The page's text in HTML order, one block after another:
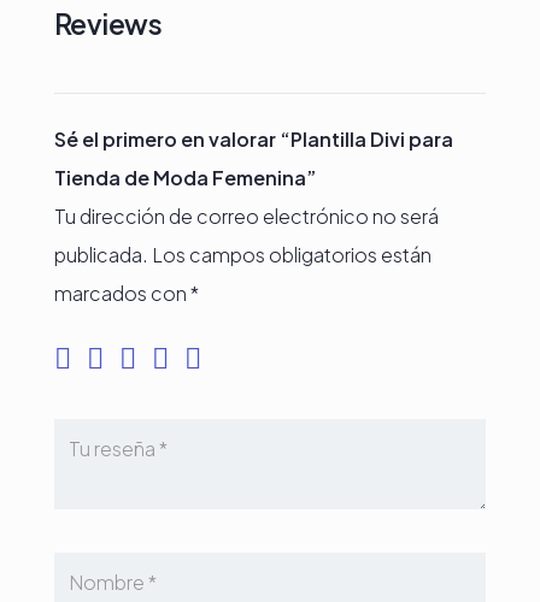
Reviews
Sé el primero en valorar “Plantilla Divi para
Tienda de Moda Femenina”
Tu dirección de correo electrónico no será
publicada. Los campos obligatorios están
marcados con*